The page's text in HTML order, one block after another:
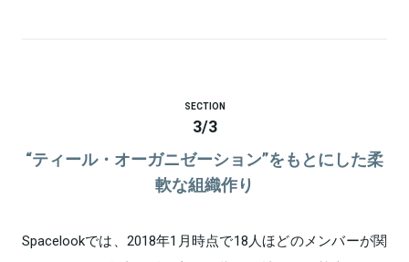
SECTION
3/3
“ティール・オーガニゼーション”をもとにした柔
軟な組織作り
Spacelookでは、2018年1月時点で18人ほどのメンバーが関